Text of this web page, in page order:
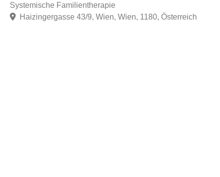
Systemische Familientherapie
Haizingergasse 43/9, Wien, Wien, 1180, Österreich